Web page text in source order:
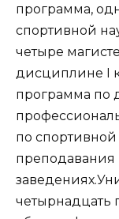
программа,
спортивной
четыре
дисциплине I
программа по
по
четырнадцать